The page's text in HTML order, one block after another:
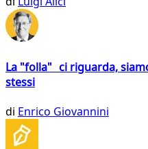
La "folla" ci riguarda,
stessi
di Enrico Giovannini